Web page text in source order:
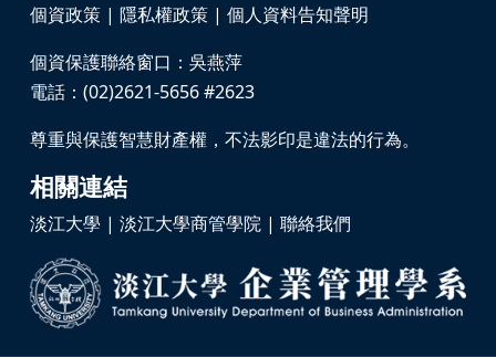
個資政策 | 隱私權政策 | 個人資料告知聲明
個資保護聯絡窗口：吳燕萍
電話：(02)2621-5656 #2623
尊重與保護智慧財產權，不法影印是違法的行為。
相關連結
淡江大學 | 淡江大學商管學院 | 聯絡我們